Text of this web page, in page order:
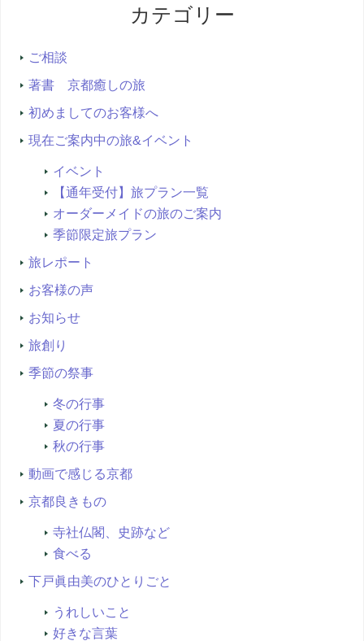
カテゴリー
ご相談
著書 京都癒しの旅
初めましてのお客様へ
現在ご案内中の旅&イベント
イベント
【通年受付】旅プラン一覧
オーダーメイドの旅のご案内
季節限定旅プラン
旅レポート
お客様の声
お知らせ
旅創り
季節の祭事
冬の行事
夏の行事
秋の行事
動画で感じる京都
京都良きもの
寺社仏閣、史跡など
食べる
下戸眞由美のひとりごと
うれしいこと
好きな言葉